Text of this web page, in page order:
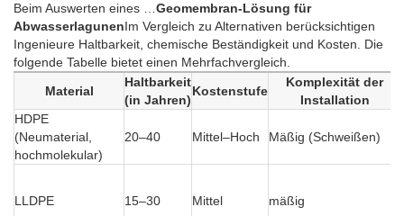
Beim Auswerten eines … Geomembran-Lösung für
AbwasserlagunenIm Vergleich zu Alternativen berücksichtigen
Ingenieure Haltbarkeit, chemische Beständigkeit und Kosten. Die
folgende Tabelle bietet einen Mehrfachvergleich.
Material
Haltbarkeit
(in Jahren)
Kostenstufe
Komplexität der
Installation
HDPE
(Neumaterial,
hochmolekular)
20–40 Mittel–Hoch Mäßig (Schweißen)
LLDPE 15–30 Mittel mäßig